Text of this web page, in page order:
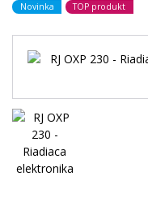
Novinka TOP produkt